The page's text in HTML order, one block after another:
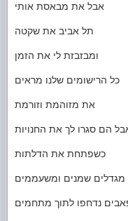
אבל את מבאסת אותי
תל אביב את שקטה
ומבזבזת לי את הזמן
כל הרישומים שלנו מראים
את מזוהמת וזורמת
הם סגרו לך את החנויות
כשפתחת את הדלתות
מגדלים שמנים ומשעממים
נדחפו לתוך מתחמים